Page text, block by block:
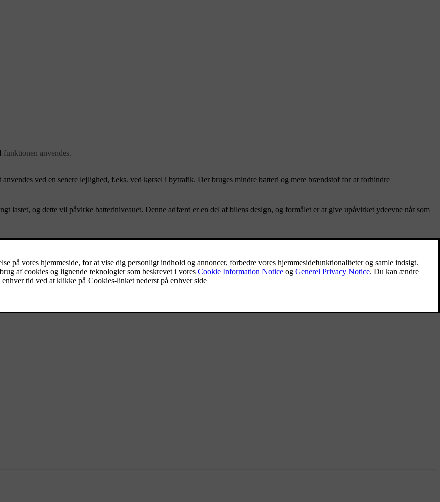
-funktionen anvendes.
ved en senere lejlighed, f.eks. ved kørsel i bytrafik. Der bruges mindre batteri og mere brændstof for at forhindre
lastet, og dette vil påvirke batteriniveauet. Denne adfærd er en del af bilens design, og formålet er at give upåvirket ydeevne når som